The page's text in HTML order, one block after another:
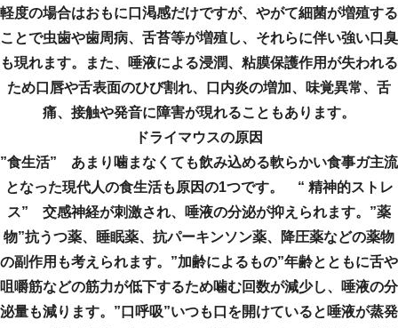
軽度の場合はおもに口渇感だけですが、やがて細菌が増殖する
ことで虫歯や歯周病、舌苔等が増殖し、それらに伴い強い口臭
も現れます。また、唾液による浸潤、粘膜保護作用が失われる
ため口唇や舌表面のひび割れ、口内炎の増加、味覚異常、舌
痛、接触や発音に障害が現れることもあります。
ドライマウスの原因
”食生活” あまり噛まなくても飲み込める軟らかい食事ガ主流
となった現代人の食生活も原因の1つです。 “ 精神的ストレ
ス” 交感神経が刺激され、唾液の分泌が抑えられます。”薬
物”抗うつ薬、睡眠薬、抗パーキンソン薬、降圧薬などの薬物
の副作用も考えられます。”加齢によるもの”年齢とともに舌や
咀嚼筋などの筋力が低下するため噛む回数が減少し、唾液の分
泌量も減ります。”口呼吸”いつも口を開けていると唾液が蒸発